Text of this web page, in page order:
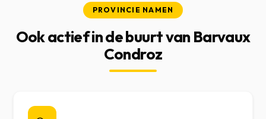
PROVINCIE NAMEN
Ook actief in de buurt van Barvaux
Condroz